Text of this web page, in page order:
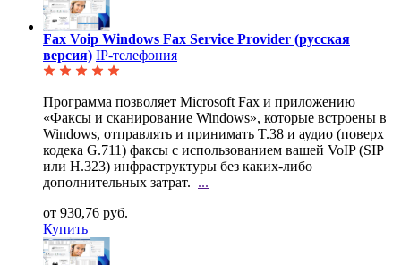
Fax Voip Windows Fax Service Provider (русская
версия) IP-телефония
Программа позволяет Microsoft Fax и приложению
«Факсы и сканирование Windows», которые встроены в
Windows, отправлять и принимать T.38 и аудио (поверх
кодека G.711) факсы с использованием вашей VoIP (SIP
или H.323) инфраструктуры без каких-либо
дополнительных затрат. ...
от 930,76 руб.
Купить